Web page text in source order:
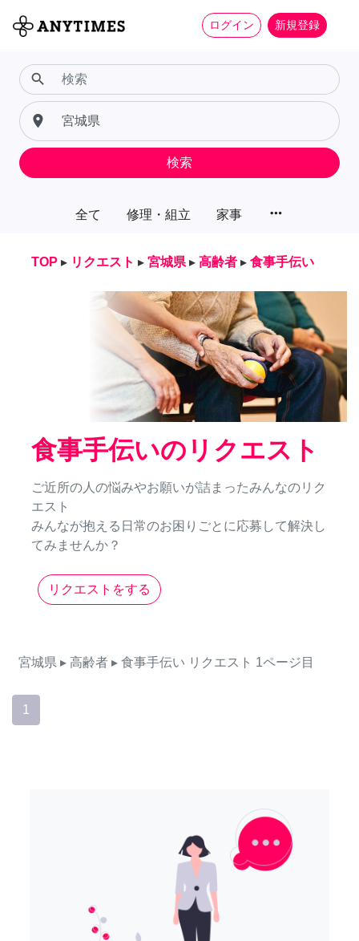
ログイン 新規登録
全て 修理・組立 家事 more_horiz
search
place
検索
TOP ▸ リクエスト ▸ 宮城県 ▸ 高齢者 ▸ 食事手伝い
食事手伝いのリクエスト
ご近所の人の悩みやお願いが詰まったみんなのリク
エスト
みんなが抱える日常のお困りごとに応募して解決し
てみませんか？
リクエストをする
宮城県 ▸ 高齢者 ▸ 食事手伝い リクエスト 1ページ目
1